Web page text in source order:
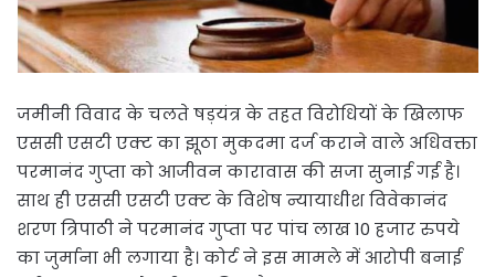
जमीनी विवाद के चलते षड़यंत्र के तहत विरोधियों के खिलाफ
एससी एसटी एक्ट का झूठा मुकदमा दर्ज कराने वाले अधिवक्ता
परमानंद गुप्ता को आजीवन कारावास की सजा सुनाई गई है।
साथ ही एससी एसटी एक्ट के विशेष न्यायाधीश विवेकानंद
शरण त्रिपाठी ने परमानंद गुप्ता पर पांच लाख 10 हजार रुपये
का जुर्माना भी लगाया है। कोर्ट ने इस मामले में आरोपी बनाई